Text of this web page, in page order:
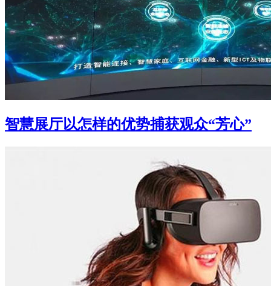
智慧展厅以怎样的优势捕获观众“芳心”